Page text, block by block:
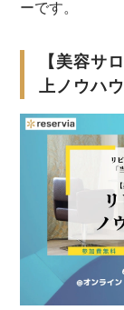
ーです。
【美容サ
上ノウハ